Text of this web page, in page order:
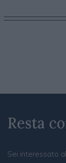
Resta
Sei interessato